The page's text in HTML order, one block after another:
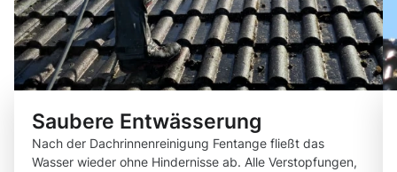
Saubere Entwässerung
Nach der Dachrinnenreinigung Fentange fließt das
Wasser wieder ohne Hindernisse ab. Alle Verstopfungen,